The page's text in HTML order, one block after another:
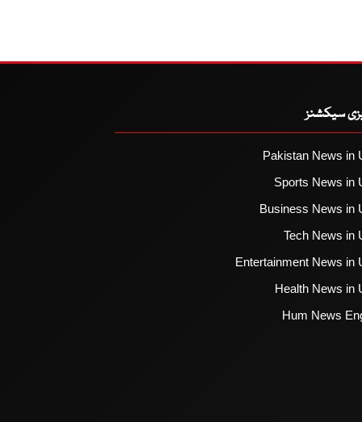
سیکشنز
Pakistan News in
Sports News in
Business News in
Tech News in
Entertainment News in
Health News in
Hum News